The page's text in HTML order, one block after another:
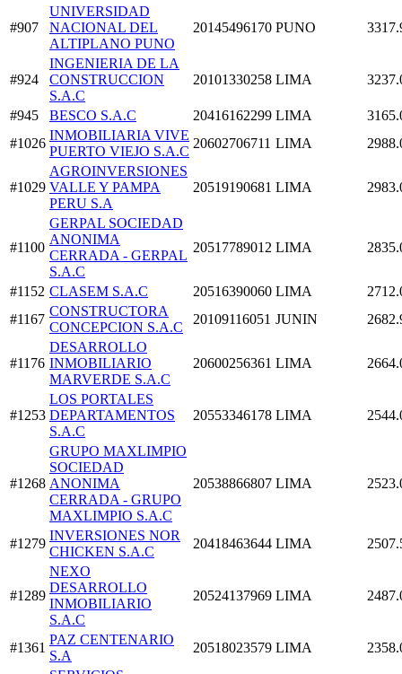
#907
UNIVERSIDAD
NACIONAL DEL
ALTIPLANO PUNO
20145496170 PUNO
#924
INGENIERIA DE LA
CONSTRUCCION
S.A.C
20101330258 LIMA
#945 BESCO S.A.C 20416162299 LIMA
#1026
INMOBILIARIA VIVE
PUERTO VIEJO S.A.C
20602706711 LIMA
#1029
AGROINVERSIONES
VALLE Y PAMPA
PERU S.A
20519190681 LIMA
#1100
GERPAL SOCIEDAD
ANONIMA
CERRADA - GERPAL
S.A.C
20517789012 LIMA
#1152 CLASEM S.A.C 20516390060 LIMA
#1167
CONSTRUCTORA
CONCEPCION S.A.C
20109116051 JUNIN
#1176
DESARROLLO
INMOBILIARIO
MARVERDE S.A.C
20600256361 LIMA
#1253
LOS PORTALES
DEPARTAMENTOS
S.A.C
20553346178 LIMA
#1268
GRUPO MAXLIMPIO
SOCIEDAD
ANONIMA
CERRADA - GRUPO
MAXLIMPIO S.A.C
20538866807 LIMA
#1279
INVERSIONES NOR
CHICKEN S.A.C
20418463644 LIMA
#1289
NEXO
DESARROLLO
INMOBILIARIO
S.A.C
20524137969 LIMA
#1361
PAZ CENTENARIO
S.A
20518023579 LIMA